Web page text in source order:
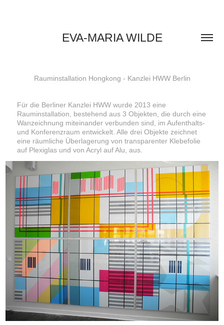
EVA-MARIA WILDE
Rauminstallation Hongkong - Kanzlei HWW Berlin
Für die Berliner Kanzlei HWW wurde 2013 eine
Rauminstallation, bestehend aus 3 Objekten, die durch eine
Wanzeichnung miteinander verbunden sind, im Aufenthalts-
und Konferenzraum entwickelt. Alle drei Objekte zeichnet
eine räumliche Überlagerung von transparenter Klebefolie
auf Plexiglas und von Acryl auf Alu, aus.